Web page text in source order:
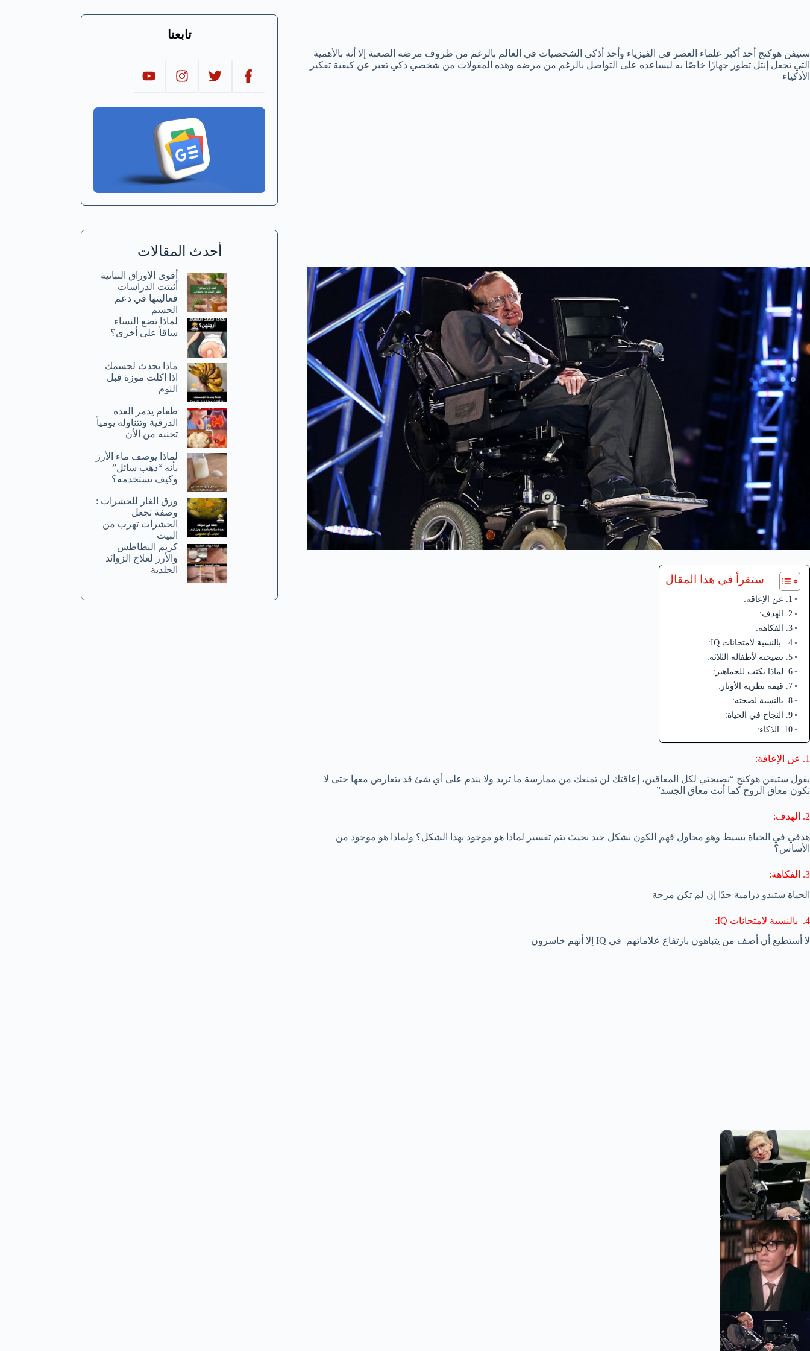
ستيفن هوكنج أحد أكبر علماء العصر في الفيزياء وأحد أذكى الشخصيات في العالم بالرغم من ظروف مرضه الصعبة إلا أنه بالأهمية
التي تجعل إنتل تطور جهازًا خاصًا به ليساعده على التواصل بالرغم من مرضه وهذه المقولات من شخصي ذكي تعبر عن كيفية تفكير
الأذكياء
ستقرأ في هذا المقال
1. عن الإعاقة:
2. الهدف:
3. الفكاهة:
4. بالنسبة لامتحانات IQ:
5. نصيحته لأطفاله الثلاثة:
6. لماذا يكتب للجماهير:
7. قيمة نظرية الأوتار:
8. بالنسبة لصحته:
9. النجاح في الحياة:
10. الذكاء:
1. عن الإعاقة:
يقول ستيفن هوكنج “نصيحتي لكل المعاقين، إعاقتك لن تمنعك من ممارسة ما تريد ولا يندم على أي شئ قد يتعارض معها حتى لا
تكون معاق الروح كما أنت معاق الجسد”
2. الهدف:
هدفي في الحياة بسيط وهو محاول فهم الكون بشكل جيد بحيث يتم تفسير لماذا هو موجود بهذا الشكل؟ ولماذا هو موجود من
الأساس؟
3. الفكاهة:
الحياة ستبدو درامية جدًا إن لم تكن مرحة
4. بالنسبة لامتحانات IQ:
لا أستطيع أن أصف من يتباهون بارتفاع علاماتهم في IQ إلا أنهم خاسرون
تابعنا
أحدث المقالات
أقوى الأوراق النباتية
أثبتت الدراسات
فعاليتها في دعم
الجسم
لماذا تضع النساء
ساقاً على أخرى؟
ماذا يحدث لجسمك
اذا اكلت موزة قبل
النوم
طعام يدمر الغدة
الدرقية وتتناوله يومياً
تجنبه من الأن
لماذا يوصف ماء الأرز
بأنه “ذهب سائل”
وكيف تستخدمه؟
ورق الغار للحشرات :
وصفة تجعل
الحشرات تهرب من
البيت
كريم البطاطس
والأرز لعلاج الزوائد
الجلدية